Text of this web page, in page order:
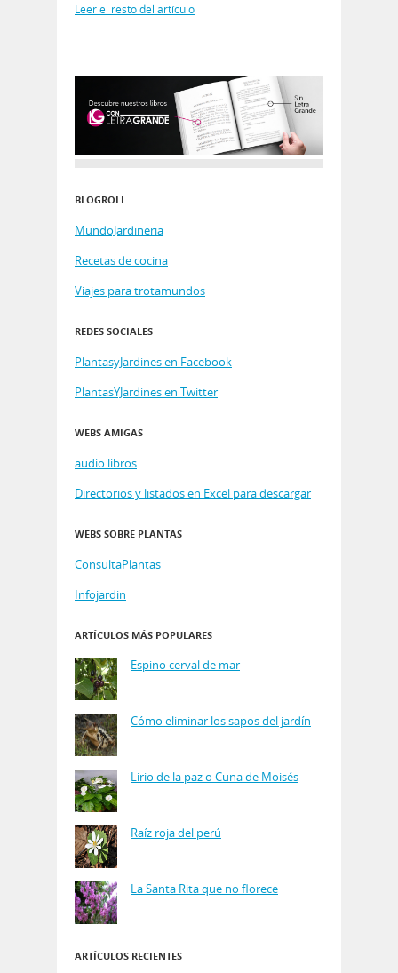
Leer el resto del artículo
BLOGROLL
MundoJardineria
Recetas de cocina
Viajes para trotamundos
REDES SOCIALES
PlantasyJardines en Facebook
PlantasYJardines en Twitter
WEBS AMIGAS
audio libros
Directorios y listados en Excel para descargar
WEBS SOBRE PLANTAS
ConsultaPlantas
Infojardin
ARTÍCULOS MÁS POPULARES
Espino cerval de mar
Cómo eliminar los sapos del jardín
Lirio de la paz o Cuna de Moisés
Raíz roja del perú
La Santa Rita que no florece
ARTÍCULOS RECIENTES